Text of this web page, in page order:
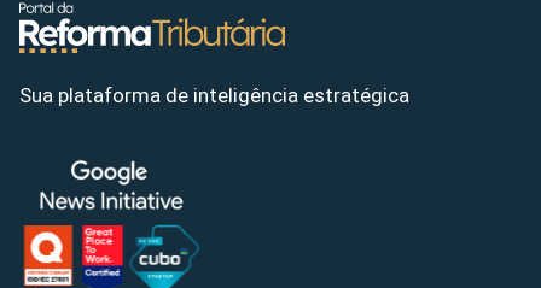
Sua plataforma de inteligência estratégica